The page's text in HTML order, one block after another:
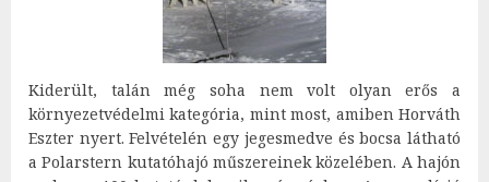
Kiderült, talán még soha nem volt olyan erős a
környezetvédelmi kategória, mint most, amiben Horváth
Eszter nyert. Felvételén egy jegesmedve és bocsa látható
a Polarstern kutatóhajó műszereinek közelében. A hajón